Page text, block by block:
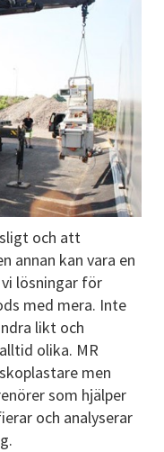
och att
annan kan vara en
lösningar för
med mera. Inte
likt och
olika. MR
men
som hjälper
och analyserar